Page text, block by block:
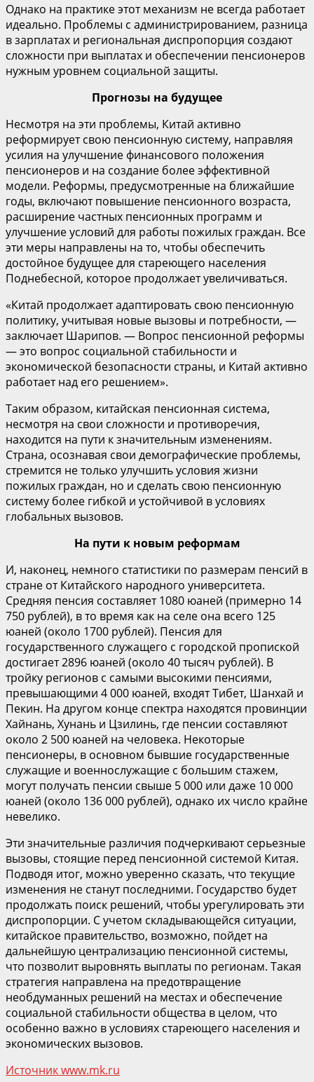
Однако на практике этот механизм не всегда работает
идеально. Проблемы с администрированием, разница
в зарплатах и региональная диспропорция создают
сложности при выплатах и обеспечении пенсионеров
нужным уровнем социальной защиты.
Прогнозы на будущее
Несмотря на эти проблемы, Китай активно
реформирует свою пенсионную систему, направляя
усилия на улучшение финансового положения
пенсионеров и на создание более эффективной
модели. Реформы, предусмотренные на ближайшие
годы, включают повышение пенсионного возраста,
расширение частных пенсионных программ и
улучшение условий для работы пожилых граждан. Все
эти меры направлены на то, чтобы обеспечить
достойное будущее для стареющего населения
Поднебесной, которое продолжает увеличиваться.
«Китай продолжает адаптировать свою пенсионную
политику, учитывая новые вызовы и потребности, —
заключает Шарипов. — Вопрос пенсионной реформы
— это вопрос социальной стабильности и
экономической безопасности страны, и Китай активно
работает над его решением».
Таким образом, китайская пенсионная система,
несмотря на свои сложности и противоречия,
находится на пути к значительным изменениям.
Страна, осознавая свои демографические проблемы,
стремится не только улучшить условия жизни
пожилых граждан, но и сделать свою пенсионную
систему более гибкой и устойчивой в условиях
глобальных вызовов.
На пути к новым реформам
И, наконец, немного статистики по размерам пенсий в
стране от Китайского народного университета.
Средняя пенсия составляет 1080 юаней (примерно 14
750 рублей), в то время как на селе она всего 125
юаней (около 1700 рублей). Пенсия для
государственного служащего с городской пропиской
достигает 2896 юаней (около 40 тысяч рублей). В
тройку регионов с самыми высокими пенсиями,
превышающими 4 000 юаней, входят Тибет, Шанхай и
Пекин. На другом конце спектра находятся провинции
Хайнань, Хунань и Цзилинь, где пенсии составляют
около 2 500 юаней на человека. Некоторые
пенсионеры, в основном бывшие государственные
служащие и военнослужащие с большим стажем,
могут получать пенсии свыше 5 000 или даже 10 000
юаней (около 136 000 рублей), однако их число крайне
невелико.
Эти значительные различия подчеркивают серьезные
вызовы, стоящие перед пенсионной системой Китая.
Подводя итог, можно уверенно сказать, что текущие
изменения не станут последними. Государство будет
продолжать поиск решений, чтобы урегулировать эти
диспропорции. С учетом складывающейся ситуации,
китайское правительство, возможно, пойдет на
дальнейшую централизацию пенсионной системы,
что позволит выровнять выплаты по регионам. Такая
стратегия направлена на предотвращение
необдуманных решений на местах и обеспечение
социальной стабильности общества в целом, что
особенно важно в условиях стареющего населения и
экономических вызовов.
Источник www.mk.ru